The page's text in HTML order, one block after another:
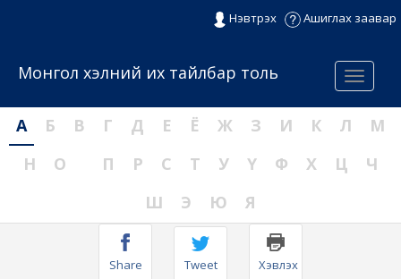
Нэвтрэх Ашиглах заавар
Menu
Монгол хэлний их тайлбар толь
А Б В Г Д Е Ё Ж З И К Л
М
Н
О П Р С Т У Ү Ф Х Ц
Ч
Ш
Э Ю Я
Share Tweet Хэвлэх